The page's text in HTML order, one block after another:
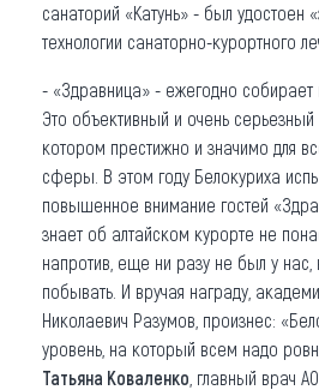
санаторий «Катунь» - был удостоен
технологии санаторно-курортного
- «Здравница» - ежегодно собирает
Это объективный и очень серьезный
котором престижно и значимо для
сферы. В этом году Белокуриха
повышенное внимание гостей
знает об алтайском курорте не
напротив, еще ни разу не был у нас,
побывать. И вручая награду,
Николаевич Разумов, произнес:
уровень, на который всем надо
Татьяна Коваленко , главный врач